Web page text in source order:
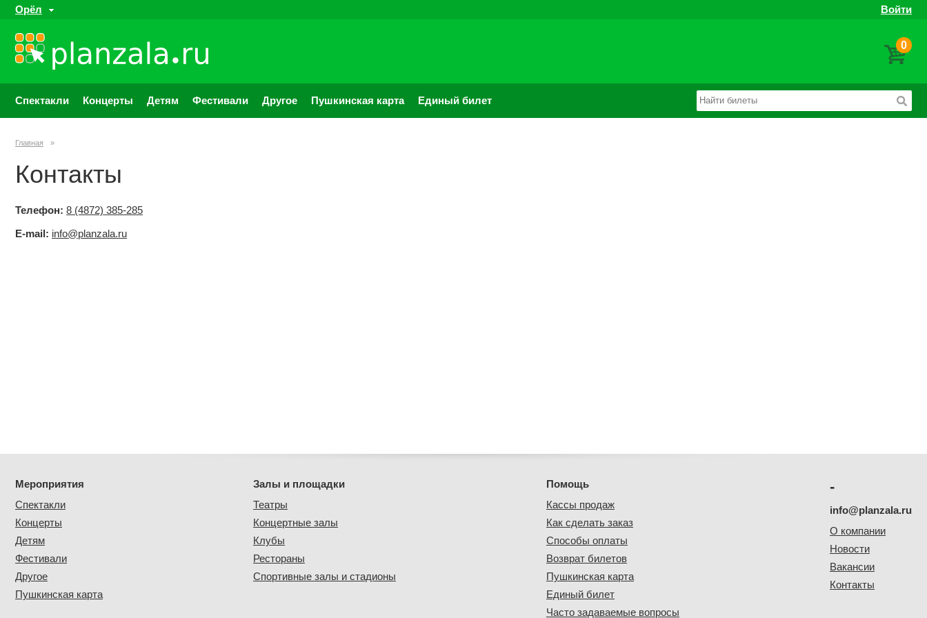
Орёл Войти
0
Спектакли Концерты Детям Фестивали Другое Пушкинская карта Единый билет
Главная »
Контакты
Телефон: 8 (4872) 385-285
E-mail: info@planzala.ru
Мероприятия
Спектакли
Концерты
Детям
Фестивали
Другое
Пушкинская карта
Залы и площадки
Театры
Концертные залы
Клубы
Рестораны
Спортивные залы и стадионы
Помощь
Кассы продаж
Как сделать заказ
Способы оплаты
Возврат билетов
Пушкинская карта
Единый билет
Часто задаваемые вопросы
-
info@planzala.ru
О компании
Новости
Вакансии
Контакты